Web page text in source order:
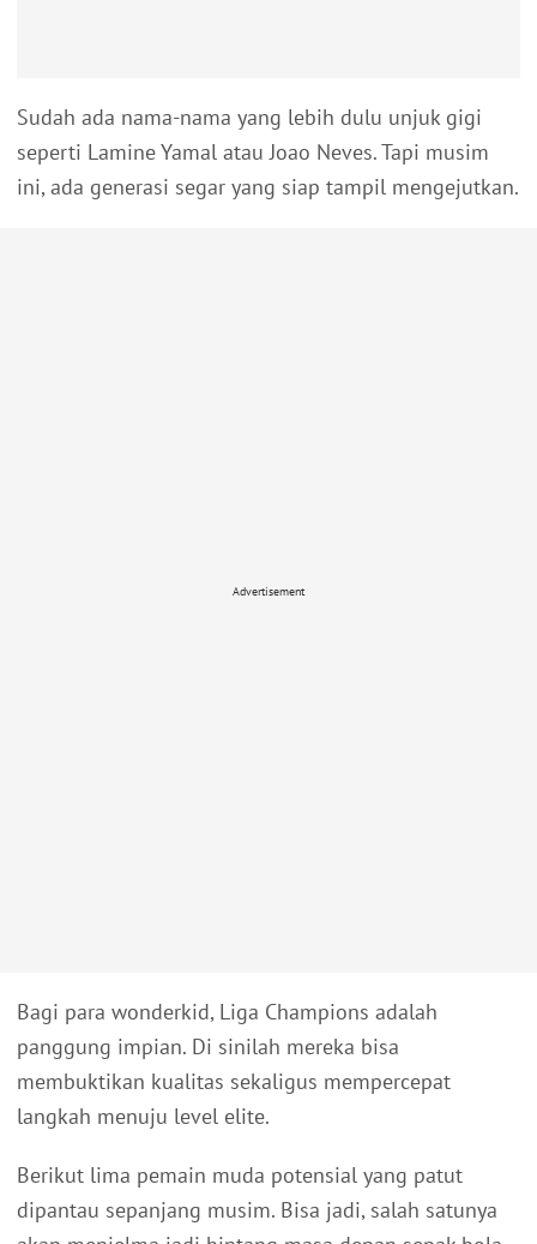
Sudah ada nama-nama yang lebih dulu unjuk gigi
seperti Lamine Yamal atau Joao Neves. Tapi musim
ini, ada generasi segar yang siap tampil mengejutkan.
Advertisement
Bagi para wonderkid, Liga Champions adalah
panggung impian. Di sinilah mereka bisa
membuktikan kualitas sekaligus mempercepat
langkah menuju level elite.
Berikut lima pemain muda potensial yang patut
dipantau sepanjang musim. Bisa jadi, salah satunya